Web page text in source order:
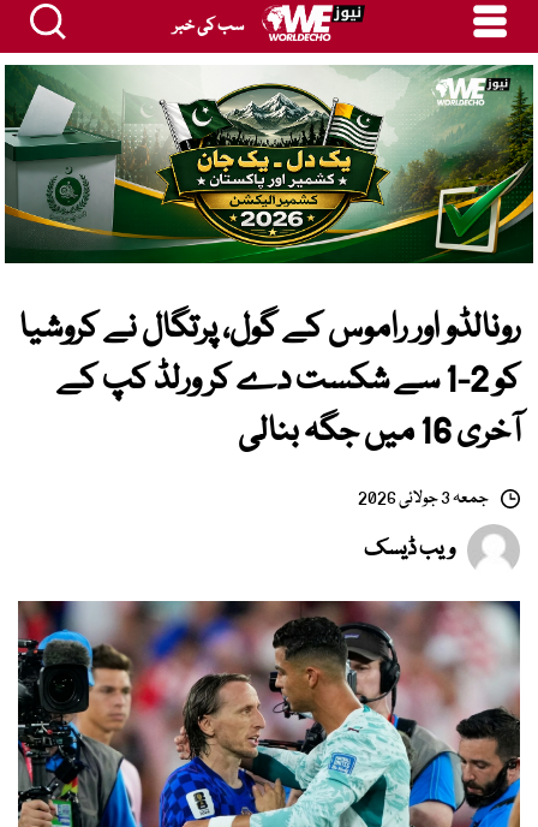
سب کی خبر
رونالڈو اور راموس کے گول، پرتگال نے کروشیا
کو 2-1 سے شکست دے کر ورلڈ کپ کے
آخری 16 میں جگہ بنالی
جمعہ 3 جولائی 2026
ویب ڈیسک